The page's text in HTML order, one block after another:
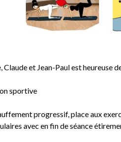
et Jean-Paul est heureuse
sportive
progressif, place aux
avec en fin de séance